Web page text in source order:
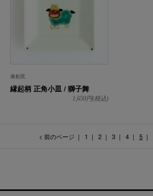
康創窯
縁起柄 正角小皿 / 獅子舞
1,650円(税込)
< 前のページ 1 2 3 4 5